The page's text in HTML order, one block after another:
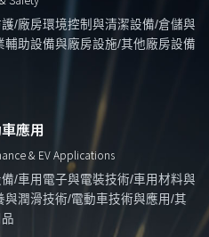
/廠房環境控制與清潔設備/倉儲與
輔助設備與廠房設施/其他廠房設備
應用
& EV Applications
/車用電子與電裝技術/車用材料與
與潤滑技術/電動車技術與應用/其